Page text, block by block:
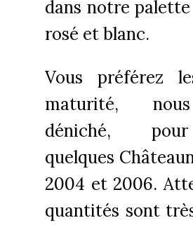
dans notre
rosé et blanc.
Vous préférez
maturité,
déniché,
quelques
2004 et 2006.
quantités sont